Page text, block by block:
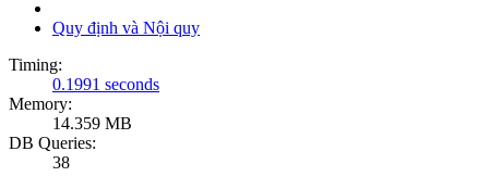
Quy định và Nội quy
Timing:
0.1991 seconds
Memory:
14.359 MB
DB Queries:
38